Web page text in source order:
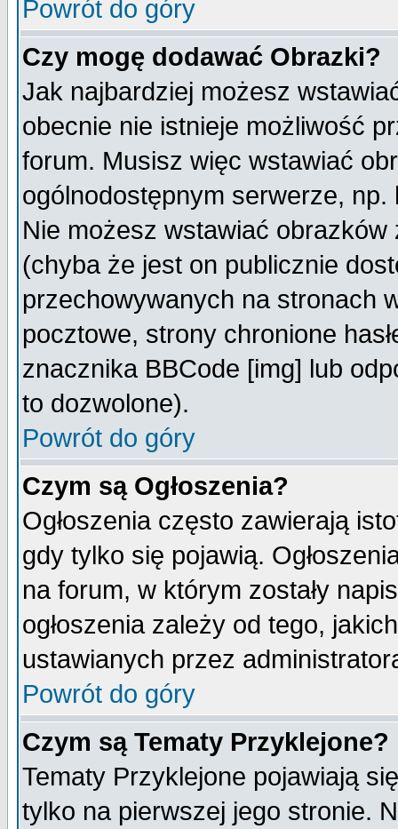
Powrót do góry
Czy mogę dodawać Obrazki?
Jak najbardziej możesz
obecnie nie istnieje możliwość
forum. Musisz więc wstawiać
ogólnodostępnym serwerze,
Nie możesz wstawiać
(chyba że jest on publicznie
przechowywanych na stronach
pocztowe, strony chronione
znacznika BBCode [img] lub
to dozwolone).
Powrót do góry
Czym są Ogłoszenia?
Ogłoszenia często zawierają
gdy tylko się pojawią.
na forum, w którym zostały
ogłoszenia zależy od tego,
ustawianych przez
Powrót do góry
Czym są Tematy Przyklejone?
Tematy Przyklejone pojawiają
tylko na pierwszej jego stronie.